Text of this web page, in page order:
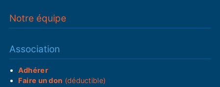
Notre équipe
Association
Adhérer
Faire un don (déductible)